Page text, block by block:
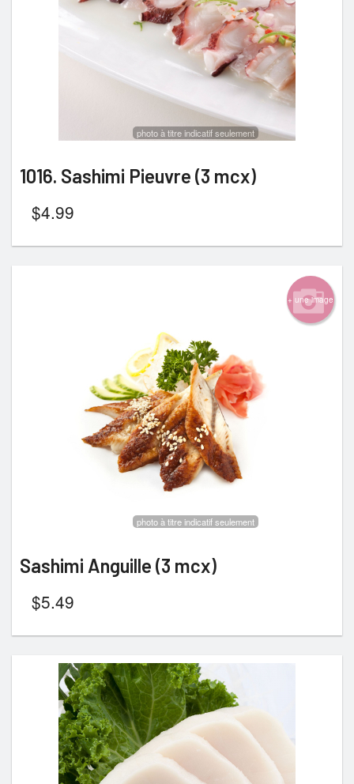
photo à titre indicatif seulement
1016. Sashimi Pieuvre (3 mcx)
$4.99
+ une image
photo à titre indicatif seulement
Sashimi Anguille (3 mcx)
$5.49